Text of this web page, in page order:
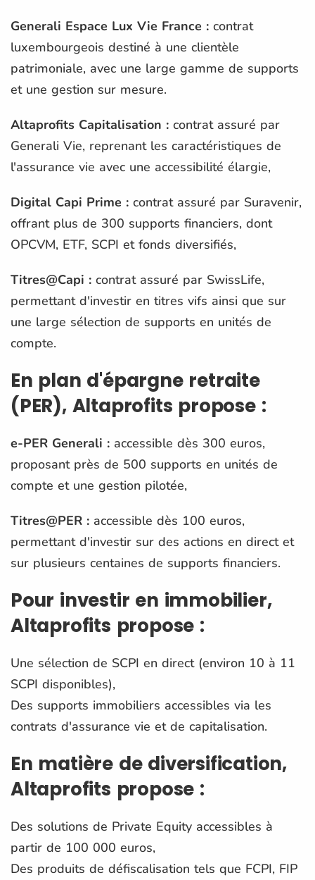
Generali Espace Lux Vie France : contrat
luxembourgeois destiné à une clientèle
patrimoniale, avec une large gamme de supports
et une gestion sur mesure.
Altaprofits Capitalisation : contrat assuré par
Generali Vie, reprenant les caractéristiques de
l'assurance vie avec une accessibilité élargie,
Digital Capi Prime : contrat assuré par Suravenir,
offrant plus de 300 supports financiers, dont
OPCVM, ETF, SCPI et fonds diversifiés,
Titres@Capi : contrat assuré par SwissLife,
permettant d'investir en titres vifs ainsi que sur
une large sélection de supports en unités de
compte.
En plan d'épargne retraite
(PER), Altaprofits propose :
e-PER Generali : accessible dès 300 euros,
proposant près de 500 supports en unités de
compte et une gestion pilotée,
Titres@PER : accessible dès 100 euros,
permettant d'investir sur des actions en direct et
sur plusieurs centaines de supports financiers.
Pour investir en immobilier,
Altaprofits propose :
Une sélection de SCPI en direct (environ 10 à 11
SCPI disponibles),
Des supports immobiliers accessibles via les
contrats d'assurance vie et de capitalisation.
En matière de diversification,
Altaprofits propose :
Des solutions de Private Equity accessibles à
partir de 100 000 euros,
Des produits de défiscalisation tels que FCPI, FIP